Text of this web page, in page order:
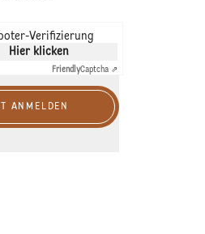
Verifizierung
Hier klicken
FriendlyCaptcha ⇗
ANMELDEN